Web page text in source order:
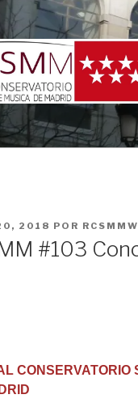
2018 POR
#103
CONSERVATORIO